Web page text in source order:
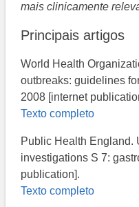
mais clinicamente
Principais artigos
World Health
outbreaks: guidelines
2008 [internet
Texto completo
Public Health England.
investigations S 7:
publication].
Texto completo